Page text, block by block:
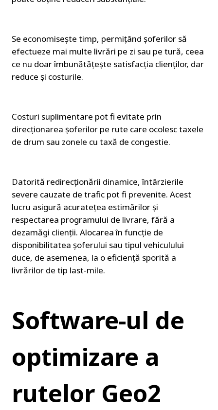
Se economisește timp, permițând șoferilor să
efectueze mai multe livrări pe zi sau pe tură, ceea
ce nu doar îmbunătățește satisfacția clienților, dar
reduce și costurile.
Costuri suplimentare pot fi evitate prin
direcționarea șoferilor pe rute care ocolesc taxele
de drum sau zonele cu taxă de congestie.
Datorită redirecționării dinamice, întârzierile
severe cauzate de trafic pot fi prevenite. Acest
lucru asigură acuratețea estimărilor și
respectarea programului de livrare, fără a
dezamăgi clienții. Alocarea în funcție de
disponibilitatea șoferului sau tipul vehiculului
duce, de asemenea, la o eficiență sporită a
livrărilor de tip last-mile.
Software-ul de
optimizare a
rutelor Geo2